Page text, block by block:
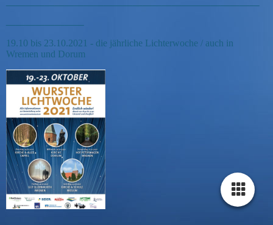
19.10 bis 23.10.2021 - die jährliche Lichterwoche / auch in
Wremen und Dorum